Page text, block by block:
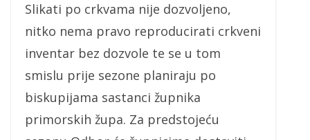
Slikati po crkvama nije dozvoljeno,
nitko nema pravo reproducirati crkveni
inventar bez dozvole te se u tom
smislu prije sezone planiraju po
biskupijama sastanci župnika
primorskih župa. Za predstojeću